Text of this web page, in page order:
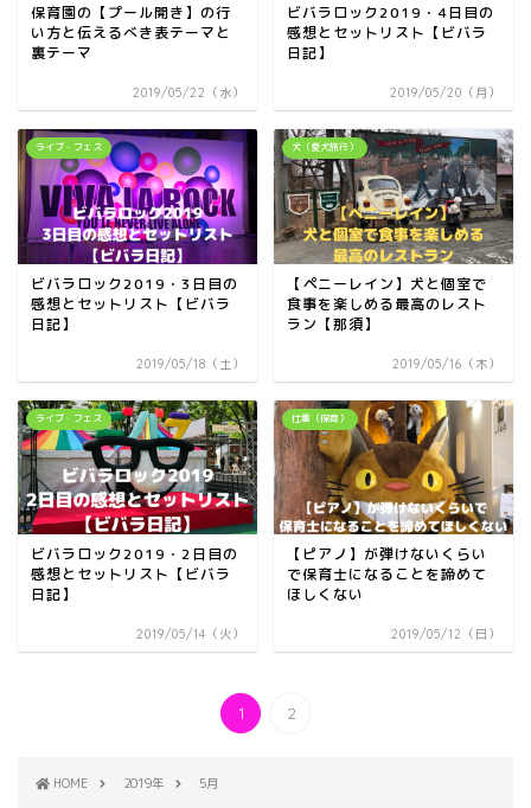
保育園の【プール開き】の行
い方と伝えるべき表テーマと
裏テーマ
2019/05/22（水）
ビバラロック2019・4日目の
感想とセットリスト【ビバラ
日記】
2019/05/20（月）
ライブ・フェス
ビバラロック2019・3日目の
感想とセットリスト【ビバラ
日記】
2019/05/18（土）
犬（愛犬旅行）
【ペニーレイン】犬と個室で
食事を楽しめる最高のレスト
ラン【那須】
2019/05/16（木）
ライブ・フェス
ビバラロック2019・2日目の
感想とセットリスト【ビバラ
日記】
2019/05/14（火）
仕事（保育）
【ピアノ】が弾けないくらい
で保育士になることを諦めて
ほしくない
2019/05/12（日）
1 2
HOME 2019年 5月